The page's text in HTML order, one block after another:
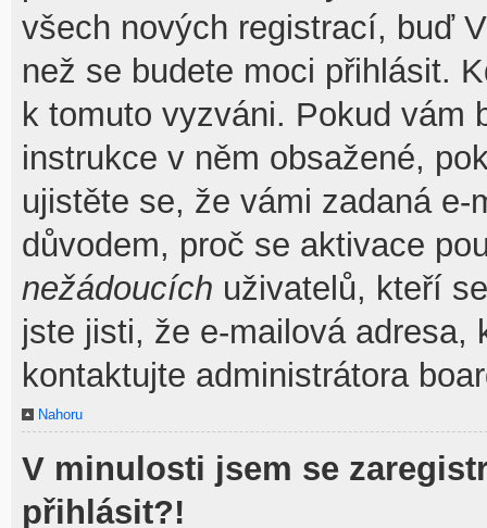
všech nových registrací, buď
než se budete moci přihlásit.
k tomuto vyzváni. Pokud vám
instrukce v něm obsažené,
ujistěte se, že vámi zadaná
důvodem, proč se aktivace
nežádoucích uživatelů, kteří
jste jisti, že e-mailová adresa,
kontaktujte administrátora
Nahoru
V minulosti jsem se
přihlásit?!